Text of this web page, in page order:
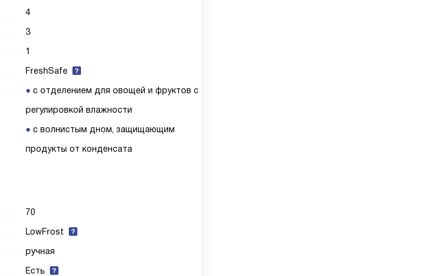
4
3
1
FreshSafe
с отделением для овощей и фруктов с
регулировкой влажности
с волнистым дном, защищающим
продукты от конденсата
70
LowFrost
ручная
Есть